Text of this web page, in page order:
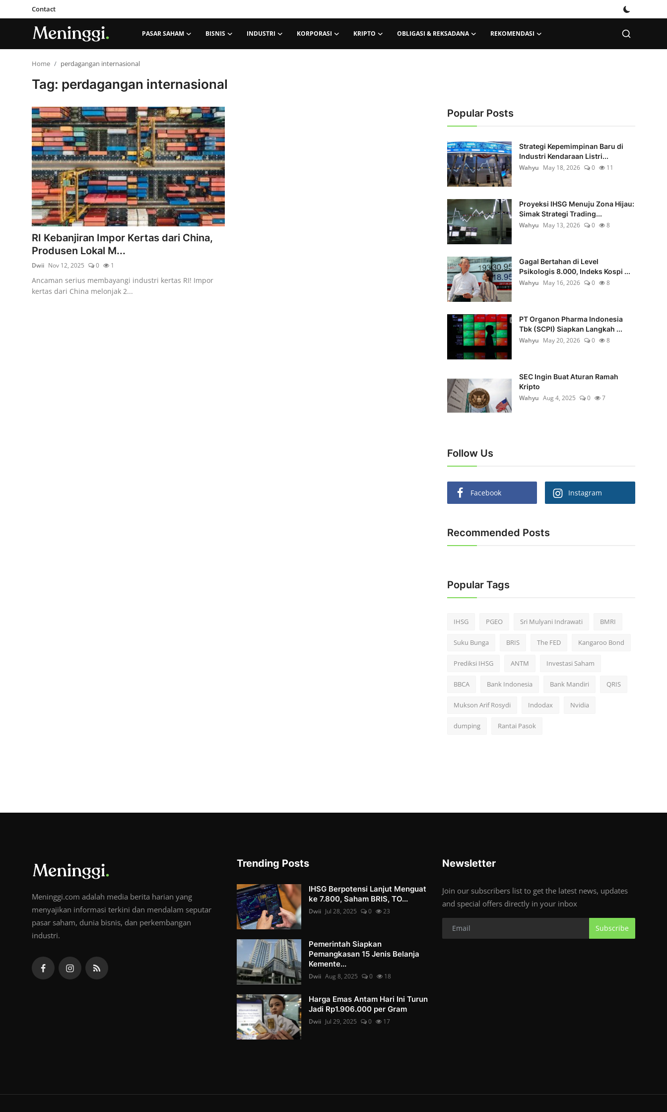
Contact
PASAR SAHAM BISNIS INDUSTRI KORPORASI KRIPTO OBLIGASI & REKSADANA REKOMENDASI
Contact
Pasar Saham
Industri
Korporasi
Obligasi & Reksadana
Rekomendasi
Home perdagangan internasional
Tag: perdagangan internasional
RI Kebanjiran Impor Kertas dari China,
Produsen Lokal M...
Dwii Nov 12, 2025 0 1
Ancaman serius membayangi industri kertas RI! Impor
kertas dari China melonjak 2...
Popular Posts
Strategi Kepemimpinan Baru di
Industri Kendaraan Listri...
Wahyu May 18, 2026 0 11
Proyeksi IHSG Menuju Zona Hijau:
Simak Strategi Trading...
Wahyu May 13, 2026 0 8
Gagal Bertahan di Level
Psikologis 8.000, Indeks Kospi ...
Wahyu May 16, 2026 0 8
PT Organon Pharma Indonesia
Tbk (SCPI) Siapkan Langkah ...
Wahyu May 20, 2026 0 8
SEC Ingin Buat Aturan Ramah
Kripto
Wahyu Aug 4, 2025 0 7
Follow Us
Facebook Instagram
Recommended Posts
Popular Tags
IHSG PGEO Sri Mulyani Indrawati BMRI
Suku Bunga BRIS The FED Kangaroo Bond
Prediksi IHSG ANTM Investasi Saham
BBCA Bank Indonesia Bank Mandiri QRIS
Mukson Arif Rosydi Indodax Nvidia
dumping Rantai Pasok
Meninggi.com adalah media berita harian yang
menyajikan informasi terkini dan mendalam seputar
pasar saham, dunia bisnis, dan perkembangan
industri.
Trending Posts
IHSG Berpotensi Lanjut Menguat
ke 7.800, Saham BRIS, TO...
Dwii Jul 28, 2025 0 23
Pemerintah Siapkan
Pemangkasan 15 Jenis Belanja
Kemente...
Dwii Aug 8, 2025 0 18
Harga Emas Antam Hari Ini Turun
Jadi Rp1.906.000 per Gram
Dwii Jul 29, 2025 0 17
Newsletter
Join our subscribers list to get the latest news, updates
and special offers directly in your inbox
Subscribe